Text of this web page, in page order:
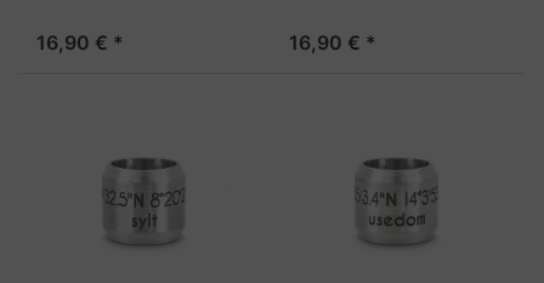
16,90 € * 16,90 € *